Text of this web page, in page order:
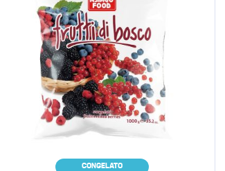
CONGELATO